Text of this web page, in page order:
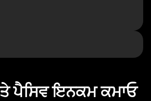
ਪੈਸਿਵ ਇਨਕਮ ਕਮਾਓ